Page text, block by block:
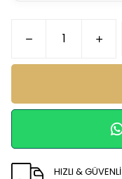
HIZLI & GÜVENLİ